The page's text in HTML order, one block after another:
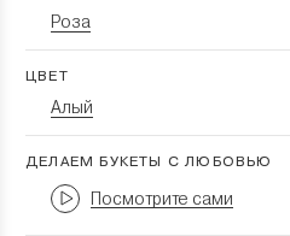
Роза
ЦВЕТ
Алый
ДЕЛАЕМ БУКЕТЫ С ЛЮБОВЬЮ
Посмотрите сами